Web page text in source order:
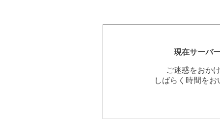
現在サーバ
ご迷惑をおか
しばらく時間を